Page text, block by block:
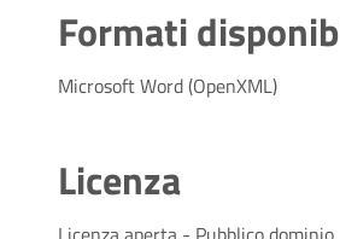
Formati
Microsoft Word (OpenXML)
Licenza